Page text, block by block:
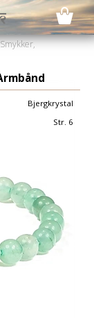
Bjergkrystal
Str. 6